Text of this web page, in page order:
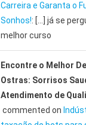
Carreira e Garanta o
Sonhos!: […] já se
melhor curso
Encontre o Melhor
Ostras: Sorrisos
Atendimento de
commented on